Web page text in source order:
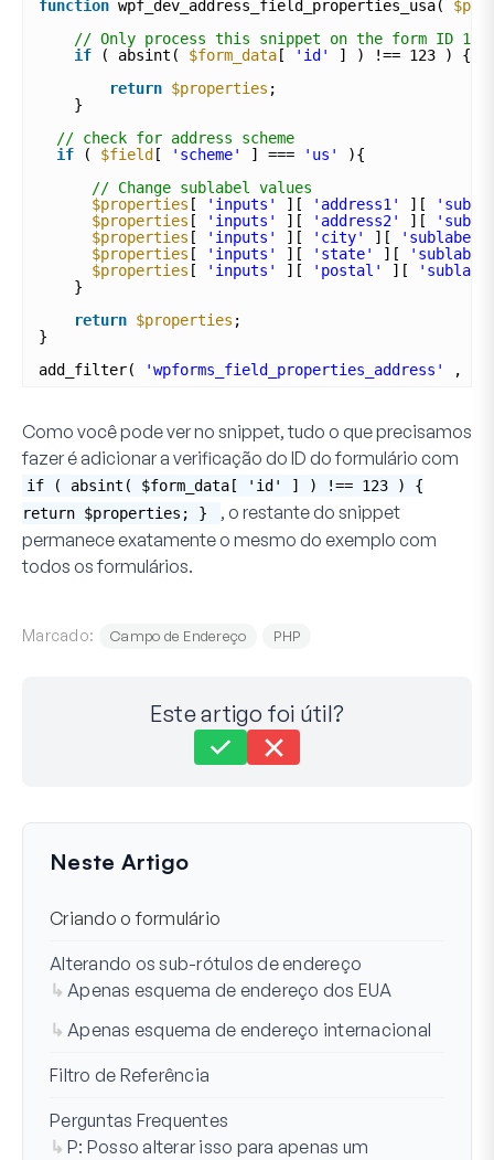
function wpf_dev_address_field_properties_usa(
// Only process this snippet on the form ID 123
if
( absint( $form_data [ 'id'
] ) !== 123 ) {
return $properties ;
}
// check for address scheme
if
( $field [ 'scheme' ] === 'us'
){
// Change sublabel values
$properties [ 'inputs' ][ 'address1' ][
$properties [ 'inputs' ][ 'address2' ][
$properties [ 'inputs' ][ 'city' ][
'sublabel'
$properties [ 'inputs' ][ 'state' ][
$properties [ 'inputs' ][ 'postal' ][
}
return $properties ;
}
add_filter(
'wpforms_field_properties_address' ,
Como você pode ver no snippet, tudo o que precisamos
fazer é adicionar a verificação do ID do formulário com
if ( absint( $form_data[ 'id' ] ) !== 123 ) {
return $properties; }
, o restante do snippet
permanece exatamente o mesmo do exemplo com
todos os formulários.
Marcado: Campo de Endereço PHP
Este artigo foi útil?
Última Atualização em 21 de Mar de 2024
Neste Artigo
Criando o formulário
Alterando os sub-rótulos de endereço
Apenas esquema de endereço dos EUA
Apenas esquema de endereço internacional
Filtro de Referência
Perguntas Frequentes
P: Posso alterar isso para apenas um